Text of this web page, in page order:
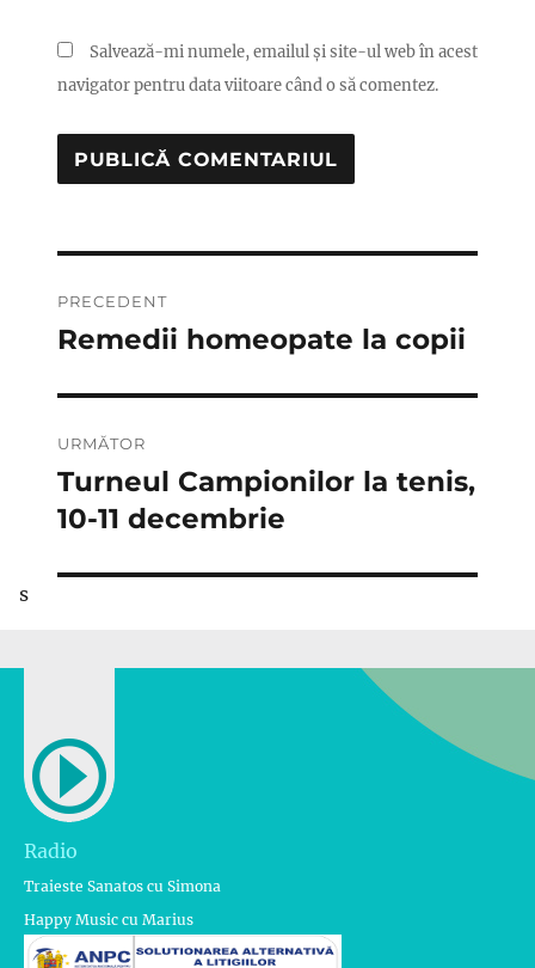
Salvează-mi numele, emailul și site-ul web în acest
navigator pentru data viitoare când o să comentez.
în
PRECEDENT
Articolul
Remedii homeopate la copii
URMĂTOR
Articolul
următor:
Turneul Campionilor la tenis,
10-11 decembrie
s
Radio
Traieste Sanatos cu Simona
Happy Music cu Marius